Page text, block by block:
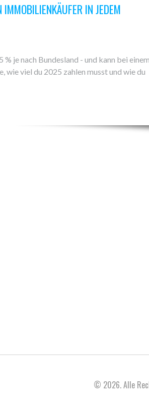
IN JEDEM
je nach Bundesland - und kann bei einem
wie viel du 2025 zahlen musst und wie du
© 2026. Alle